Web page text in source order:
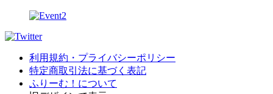
利用規約・プライバシーポリシー
特定商取引法に基づく表記
ふりーむ！について